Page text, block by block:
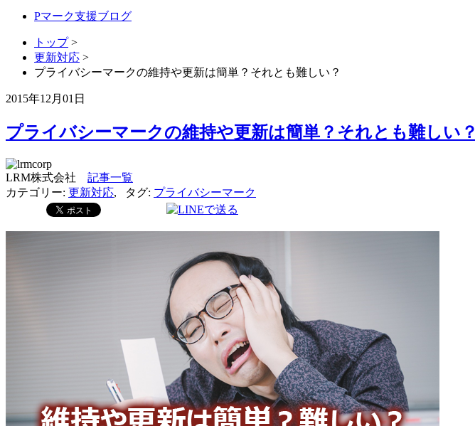
Pマーク支援ブログ
トップ>
更新対応 >
プライバシーマークの維持や更新は簡単？それとも難しい？
2015年12月01日
プライバシーマークの維持や更新は簡単？それとも難しい？
LRM株式会社 記事一覧
カテゴリー: 更新対応, タグ: プライバシーマーク